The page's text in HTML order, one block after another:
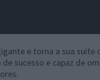
e torna a sua
sucesso e capaz de